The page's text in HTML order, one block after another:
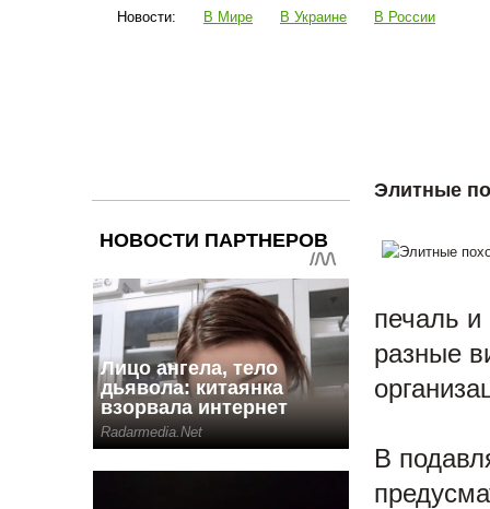
Новости: В Мире В Украине В России
Элитные
печаль
разные
В